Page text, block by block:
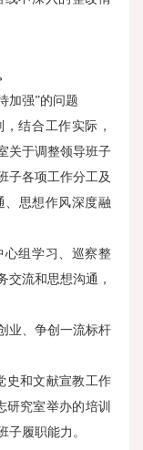
加强”的问题
结合工作实际，
关于调整领导班子
子各项工作分工及
、思想作风深度融
心组学习、巡察整
交流和思想沟通，
业、争创一流标杆
史和文献宣教工作
研究室举办的培训
子履职能力。